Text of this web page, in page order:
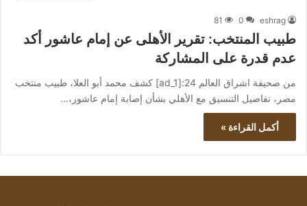
eshrag
0
81
طبيب المنتخب: تقرير الأهلى عن إمام عاشور أكد
عدم قدرة على المشاركة
من صحيفة اشراق العالم 24:[ad_1] كشف محمد أبو العلا، طبيب منتخب
مصر، تفاصيل التنسيق مع الأهلي بشأن إصابة إمام عاشور،…
أكمل القراءة »